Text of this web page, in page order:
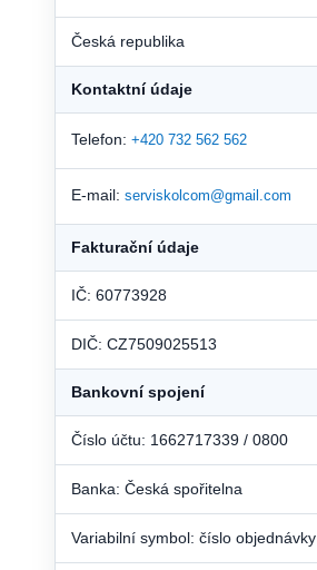
Česká republika
Kontaktní údaje
Telefon: +420 732 562 562
E-mail: serviskolcom@gmail.com
Fakturační údaje
IČ: 60773928
DIČ: CZ7509025513
Bankovní spojení
Číslo účtu: 1662717339 / 0800
Banka: Česká spořitelna
Variabilní symbol: číslo objednávky